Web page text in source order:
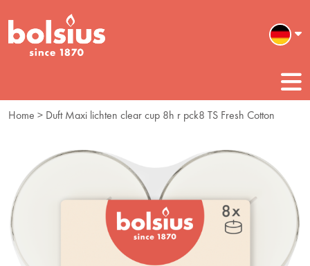
Home > Duft Maxi lichten clear cup 8h r pck8 TS Fresh Cotton